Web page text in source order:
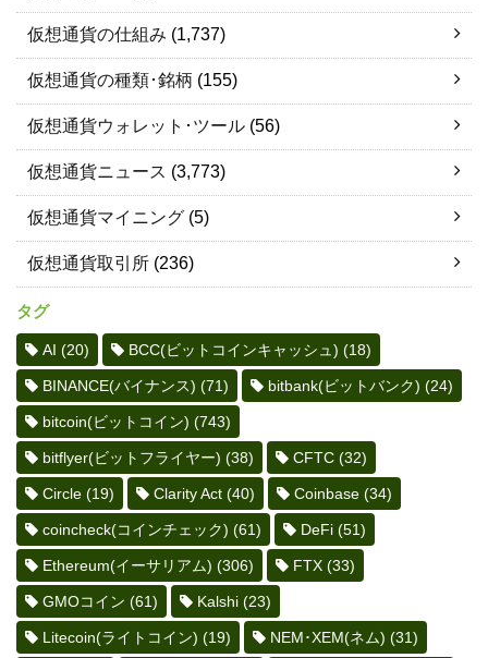
仮想通貨の仕組み (1,737)
仮想通貨の種類･銘柄 (155)
仮想通貨ウォレット･ツール (56)
仮想通貨ニュース (3,773)
仮想通貨マイニング (5)
仮想通貨取引所 (236)
タグ
AI (20) BCC(ビットコインキャッシュ) (18)
BINANCE(バイナンス) (71) bitbank(ビットバンク) (24)
bitcoin(ビットコイン) (743)
bitflyer(ビットフライヤー) (38) CFTC (32)
Circle (19) Clarity Act (40) Coinbase (34)
coincheck(コインチェック) (61) DeFi (51)
Ethereum(イーサリアム) (306) FTX (33)
GMOコイン (61) Kalshi (23)
Litecoin(ライトコイン) (19) NEM･XEM(ネム) (31)